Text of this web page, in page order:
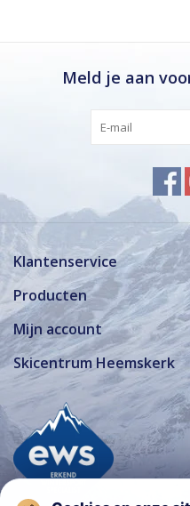
Meld je aan
Klantenservice
Producten
Mijn account
Skicentrum Heemskerk